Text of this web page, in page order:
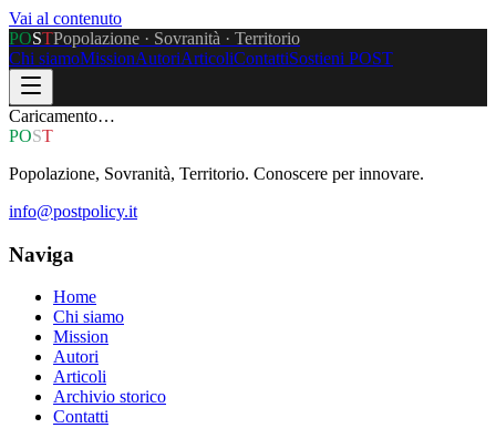
Vai al contenuto
POSTPopolazione · Sovranità · Territorio
Chi siamoMissionAutoriArticoliContattiSostieni POST
Caricamento…
POST
Popolazione, Sovranità, Territorio. Conoscere per innovare.
info@postpolicy.it
Naviga
Home
Chi siamo
Mission
Autori
Articoli
Archivio storico
Contatti